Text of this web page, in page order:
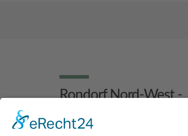
Rondorf Nord-West -
Menschen